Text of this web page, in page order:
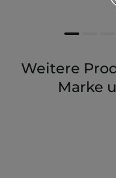
Weitere
Marke